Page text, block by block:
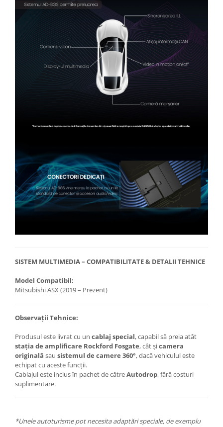
SISTEM MULTIMEDIA – COMPATIBILITATE & DETALII TEHNICE
Model Compatibil:
Mitsubishi ASX (2019 – Prezent)
Observații Tehnice:
Produsul este livrat cu un cablaj special, capabil să preia atât
stația de amplificare Rockford Fosgate, cât șicamera
originală sau sistemul de camere 360°, dacă vehiculul este
echipat cu aceste funcții.
Cablajul este inclus în pachet de cătreAutodrop, fără costuri
suplimentare.
*Unele autoturisme pot necesita adaptări speciale, de exemplu